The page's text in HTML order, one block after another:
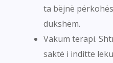
ta bëjnë
dukshëm.
Vakum terapi.
saktë i inditte